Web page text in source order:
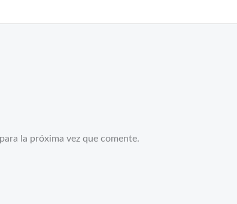
la próxima vez que comente.